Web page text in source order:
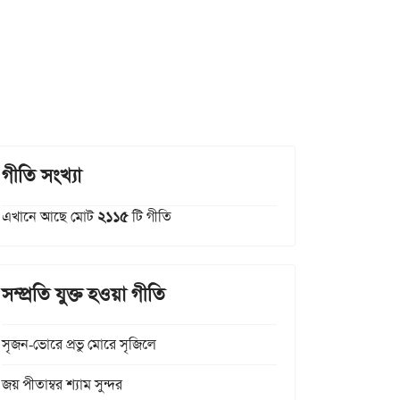
গীতি সংখ্যা
এখানে আছে মোট২১১৫টি গীতি
সম্প্রতি যুক্ত হওয়া গীতি
সৃজন-ভোরে প্রভু মোরে সৃজিলে
জয় পীতাম্বর শ্যাম সুন্দর